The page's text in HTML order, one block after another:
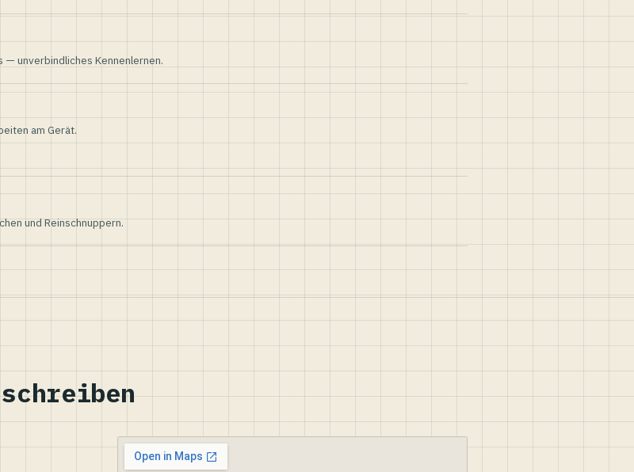
— unverbindliches Kennenlernen.
am Gerät.
und Reinschnuppern.